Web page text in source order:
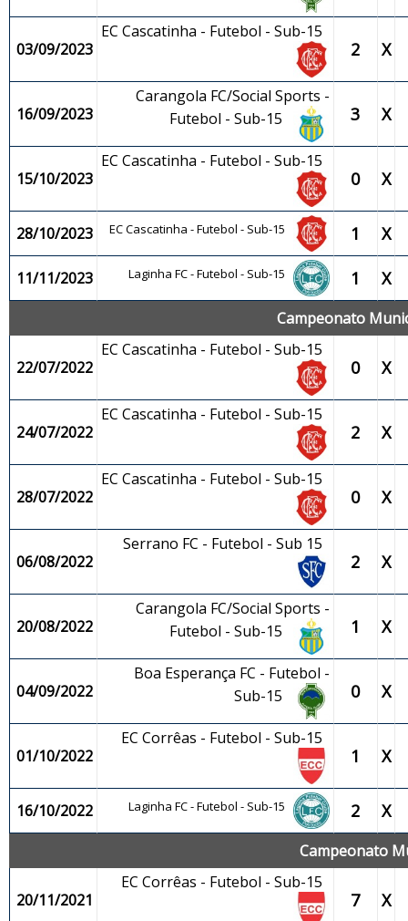
03/09/2023
EC Cascatinha - Futebol - Sub-15
2 X
16/09/2023
Carangola FC/Social Sports -
Futebol - Sub-15
3 X
15/10/2023
EC Cascatinha - Futebol - Sub-15
0 X
28/10/2023 EC Cascatinha - Futebol - Sub-15 1 X
11/11/2023 Laginha FC - Futebol - Sub-15 1 X
Campeonato
22/07/2022
EC Cascatinha - Futebol - Sub-15
0 X
24/07/2022
EC Cascatinha - Futebol - Sub-15
2 X
28/07/2022
EC Cascatinha - Futebol - Sub-15
0 X
06/08/2022
Serrano FC - Futebol - Sub 15
2 X
20/08/2022
Carangola FC/Social Sports -
Futebol - Sub-15
1 X
04/09/2022
Boa Esperança FC - Futebol -
Sub-15
0 X
01/10/2022
EC Corrêas - Futebol - Sub-15
1 X
16/10/2022 Laginha FC - Futebol - Sub-15 2 X
Campeonato
20/11/2021
EC Corrêas - Futebol - Sub-15
7 X